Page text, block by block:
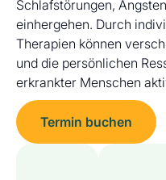
Schlafstörungen,
einhergehen. Durch
Therapien können
und die persönlichen
erkrankter Menschen
Termin buchen